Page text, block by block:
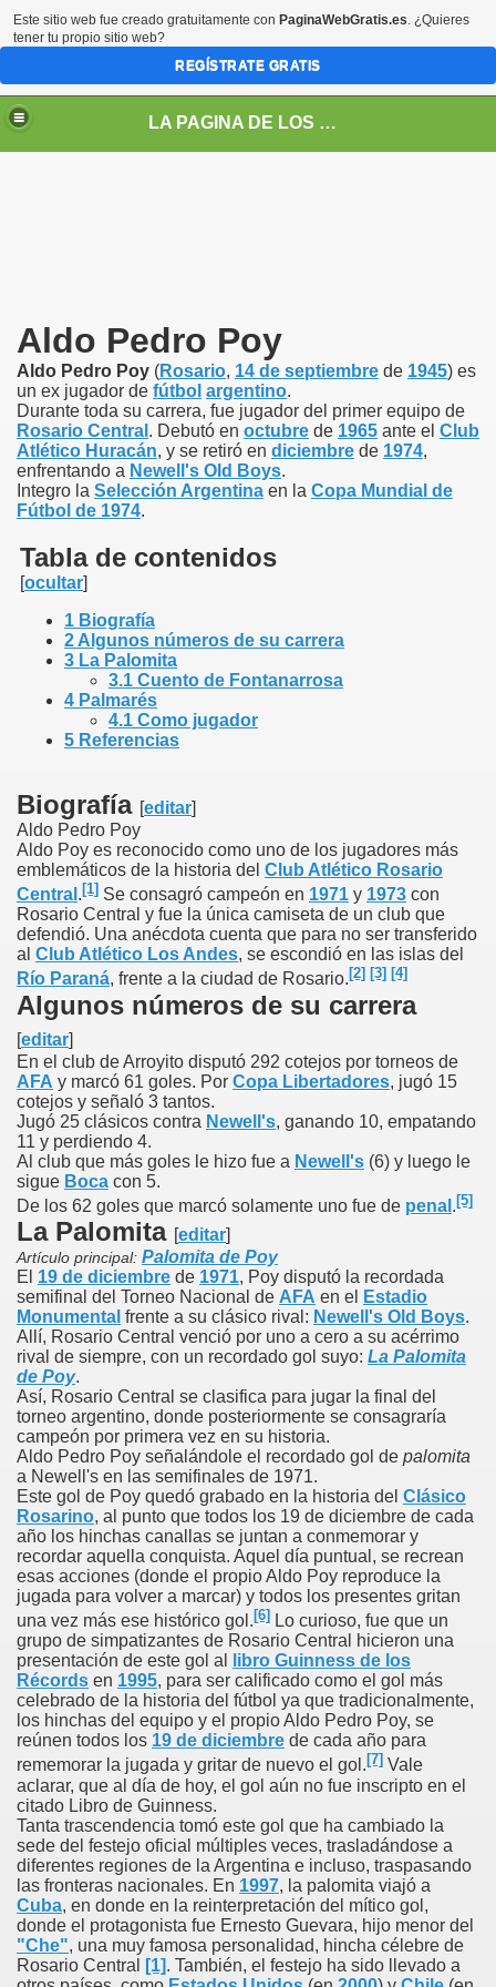
LA PAGINA DE LOS GUERREROS
Aldo Pedro Poy
Aldo Pedro Poy (Rosario, 14 de septiembre de 1945) es
un ex jugador de fútbol argentino.
Durante toda su carrera, fue jugador del primer equipo de
Rosario Central . Debutó en octubre de 1965 ante el Club
Atlético Huracán, y se retiró en diciembre de 1974,
enfrentando a Newell's Old Boys.
Integro la Selección Argentina en la Copa Mundial de
Fútbol de 1974.
Tabla de contenidos
[ocultar]
1 Biografía
2 Algunos números de su carrera
3 La Palomita
3.1 Cuento de Fontanarrosa
4 Palmarés
4.1 Como jugador
5 Referencias
Biografía [editar]
Aldo Pedro Poy
Aldo Poy es reconocido como uno de los jugadores más
emblemáticos de la historia del Club Atlético Rosario
Central . [1] Se consagró campeón en 1971 y 1973 con
Rosario Central y fue la única camiseta de un club que
defendió. Una anécdota cuenta que para no ser transferido
al Club Atlético Los Andes, se escondió en las islas del
Río Paraná, frente a la ciudad de Rosario. [2] [3] [4]
Algunos números de su carrera
[editar]
En el club de Arroyito disputó 292 cotejos por torneos de
AFA y marcó 61 goles. Por Copa Libertadores, jugó 15
cotejos y señaló 3 tantos.
Jugó 25 clásicos contra Newell's, ganando 10, empatando
11 y perdiendo 4.
Al club que más goles le hizo fue a Newell's (6) y luego le
sigue Boca con 5.
De los 62 goles que marcó solamente uno fue de penal .[5]
La Palomita [editar]
Artículo principal: Palomita de Poy
El 19 de diciembre de 1971, Poy disputó la recordada
semifinal del Torneo Nacional de AFA en el
Estadio
Monumental frente a su clásico rival: Newell's Old Boys.
Allí, Rosario Central venció por uno a cero a su acérrimo
rival de siempre, con un recordado gol suyo: La Palomita
de Poy.
Así, Rosario Central se clasifica para jugar la final del
torneo argentino, donde posteriormente se consagraría
campeón por primera vez en su historia.
Aldo Pedro Poy señalándole el recordado gol de palomita
a Newell's en las semifinales de 1971.
Este gol de Poy quedó grabado en la historia del Clásico
Rosarino, al punto que todos los 19 de diciembre de cada
año los hinchas canallas se juntan a conmemorar y
recordar aquella conquista. Aquel día puntual, se recrean
esas acciones (donde el propio Aldo Poy reproduce la
jugada para volver a marcar) y todos los presentes gritan
una vez más ese histórico gol. [6] Lo curioso, fue que un
grupo de simpatizantes de Rosario Central hicieron una
presentación de este gol al
libro Guinness de los
Récords en 1995, para ser calificado como el gol más
celebrado de la historia del fútbol ya que tradicionalmente,
los hinchas del equipo y el propio Aldo Pedro Poy, se
reúnen todos los 19 de diciembre de cada año para
rememorar la jugada y gritar de nuevo el gol. [7] Vale
aclarar, que al día de hoy, el gol aún no fue inscripto en el
citado Libro de Guinness.
Tanta trascendencia tomó este gol que ha cambiado la
sede del festejo oficial múltiples veces, trasladándose a
diferentes regiones de la Argentina e incluso, traspasando
las fronteras nacionales. En 1997, la palomita viajó a
Cuba, en donde en la reinterpretación del mítico gol,
donde el protagonista fue Ernesto Guevara, hijo menor del
"Che", una muy famosa personalidad, hincha célebre de
Rosario Central
[1]. También, el festejo ha sido llevado a
Este sitio web fue creado gratuitamente con PaginaWebGratis.es. ¿Quieres
tener tu propio sitio web?
REGÍSTRATE GRATIS